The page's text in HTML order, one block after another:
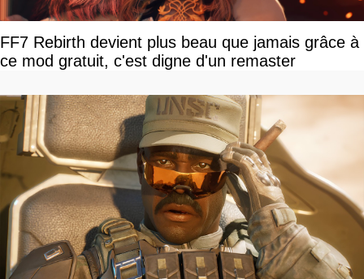
FF7 Rebirth devient plus beau que jamais grâce à
ce mod gratuit, c'est digne d'un remaster